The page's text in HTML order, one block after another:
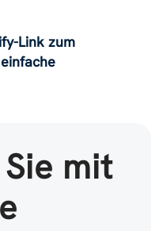
Link zum
mit